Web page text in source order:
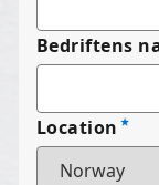
Bedriftens
Location